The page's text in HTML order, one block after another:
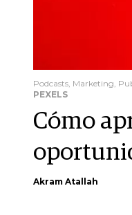
Podcasts, Marketing,
PEXELS
Cómo
Akram Atallah